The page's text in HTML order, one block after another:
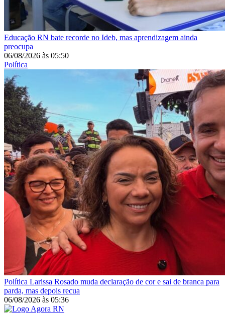
Educação RN bate recorde no Ideb, mas aprendizagem ainda
preocupa
06/08/2026 às 05:50
Política
Política Larissa Rosado muda declaração de cor e sai de branca para
parda, mas depois recua
06/08/2026 às 05:36